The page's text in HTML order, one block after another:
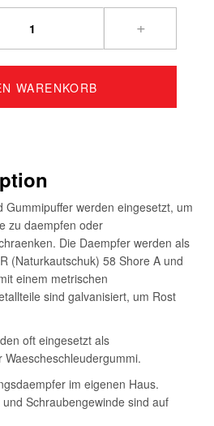
+
WARENKORB
Gummipuffer werden eingesetzt, um
zu daempfen oder
Die Daempfer werden als
(Naturkautschuk) 58 Shore A und
einem metrischen
sind galvanisiert, um Rost
oft eingesetzt als
im eigenen Haus.
Schraubengewinde sind auf